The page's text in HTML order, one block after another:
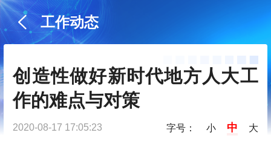
工作动态
创造性做好新时代地方人大工
作的难点与对策
2020-08-17 17:05:23 字号： 小 中 大